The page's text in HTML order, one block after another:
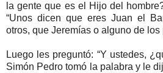
la gente que es el Hijo del
“Unos dicen que eres Juan el
otros, que Jeremías o alguno de los
Luego les preguntó: “Y ustedes,
Simón Pedro tomó la palabra y le